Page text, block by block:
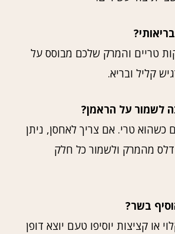
טריים והמרק שלכם מבוסס על
קליל ובריא.
לשמור על הראמן?
כשהוא טרי. אם צריך לאחסן, ניתן
מהמרק ולשמור כל חלק
בשר?
או קציצות יוסיפו טעם יוצא דופן